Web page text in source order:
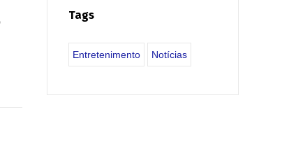
Tags
Entretenimento Notícias